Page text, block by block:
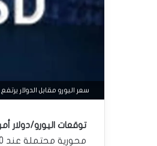
سعر اليورو مقابل الدولار يرتفع
توقعات اليورو/دولار
محورية محتملة عند 1.0800 دولار.